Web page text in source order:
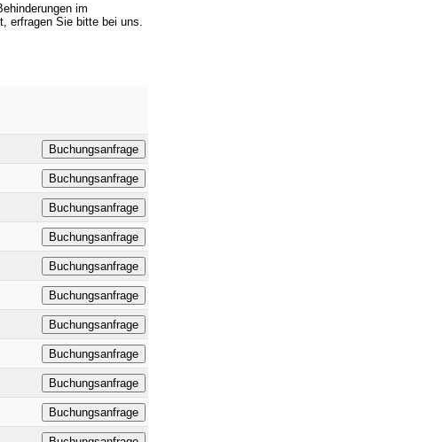
im
erfragen Sie bitte bei uns.
Buchungsanfrage
Buchungsanfrage
Buchungsanfrage
Buchungsanfrage
Buchungsanfrage
Buchungsanfrage
Buchungsanfrage
Buchungsanfrage
Buchungsanfrage
Buchungsanfrage